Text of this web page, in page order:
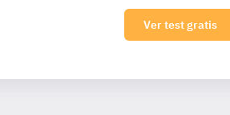
Ver test gratis